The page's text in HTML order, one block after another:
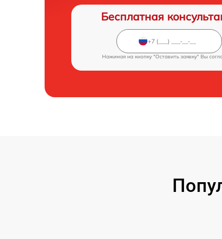
Бесплатная
Нажимая на кнопку "Оставить заявку" Вы